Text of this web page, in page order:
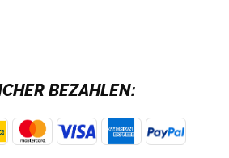
BEZAHLEN: